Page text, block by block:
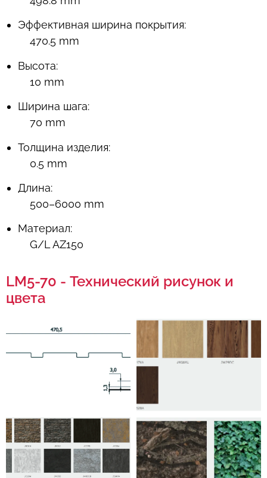
Эффективная ширина покрытия:
470.5 mm
Высота:
10 mm
Ширина шага:
70 mm
Толщина изделия:
0.5 mm
Длина:
500–6000 mm
Материал:
G/L AZ150
LM5-70 - Технический рисунок и
цвета